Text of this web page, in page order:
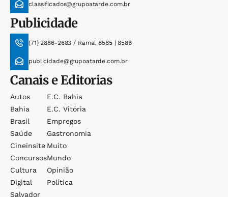
classificados@grupoatarde.com.br
Publicidade
(71) 2886-2683 / Ramal 8585 | 8586
publicidade@grupoatarde.com.br
Canais e Editorias
Autos
Bahia
Brasil
Saúde
Cineinsite
Concursos
Cultura
Digital
Salvador
E.c. Bahia
E.c. Vitória
Empregos
Gastronomia
Muito
Mundo
Opinião
Política